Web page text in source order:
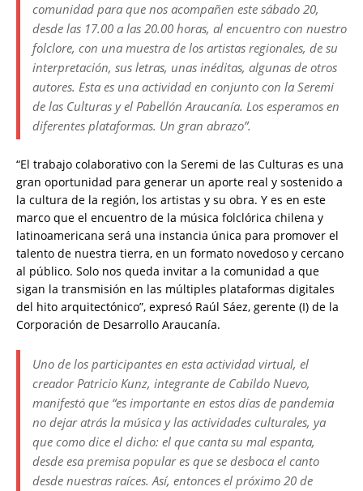
comunidad para que nos acompañen este sábado 20,
desde las 17.00 a las 20.00 horas, al encuentro con nuestro
folclore, con una muestra de los artistas regionales, de su
interpretación, sus letras, unas inéditas, algunas de otros
autores. Esta es una actividad en conjunto con la Seremi
de las Culturas y el Pabellón Araucanía. Los esperamos en
diferentes plataformas. Un gran abrazo”.
“El trabajo colaborativo con la Seremi de las Culturas es una
gran oportunidad para generar un aporte real y sostenido a
la cultura de la región, los artistas y su obra. Y es en este
marco que el encuentro de la música folclórica chilena y
latinoamericana será una instancia única para promover el
talento de nuestra tierra, en un formato novedoso y cercano
al público. Solo nos queda invitar a la comunidad a que
sigan la transmisión en las múltiples plataformas digitales
del hito arquitectónico”, expresó Raúl Sáez, gerente (I) de la
Corporación de Desarrollo Araucanía.
Uno de los participantes en esta actividad virtual, el
creador Patricio Kunz, integrante de Cabildo Nuevo,
manifestó que “es importante en estos días de pandemia
no dejar atrás la música y las actividades culturales, ya
que como dice el dicho: el que canta su mal espanta,
desde esa premisa popular es que se desboca el canto
desde nuestras raíces. Así, entonces el próximo 20 de